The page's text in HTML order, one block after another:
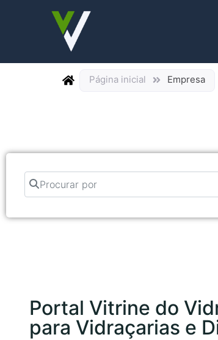
Página inicial Empresa
Procurar por
Portal Vitrine do
para Vidraçarias e